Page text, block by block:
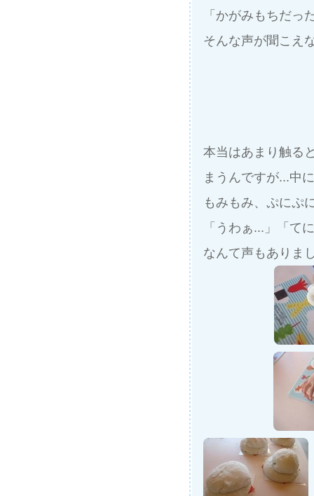
「かがみもちだっ
そんな声が聞こえ
本当はあまり触る
まうんですが...中
もみもみ、ぷにぷ
「うわぁ...」「て
なんて声もありま